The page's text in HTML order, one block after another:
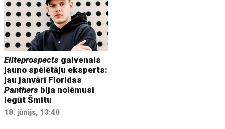
Eliteprospects galvenais
jauno spēlētāju eksperts:
jau janvārī Floridas
Panthers bija nolēmusi
iegūt Šmitu
18. jūnijs, 13:40